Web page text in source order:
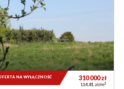
310 000zł
114,81 zł/m2
NA WYŁĄCZNOŚĆ